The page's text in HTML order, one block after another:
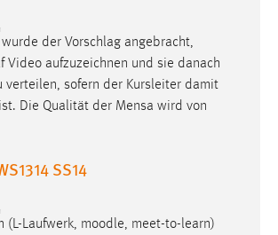
der Vorschlag angebracht,
Video aufzuzeichnen und sie danach
verteilen, sofern der Kursleiter damit
Die Qualität der Mensa wird von
SS14
(L-Laufwerk, moodle, meet-to-learn)